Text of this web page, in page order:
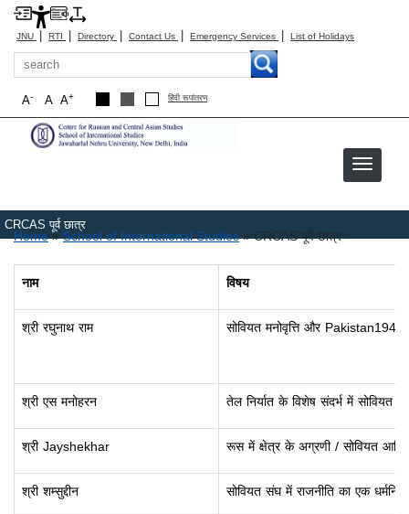
JNU | RTI | Directory | Contact Us | Emergency Services | List of Holidays
Search
A+
A
A- हिंदी रूपांतरण
CRCAS पूर्व छात्र
Breadcrumb
Home School of International Studies CRCAS पूर्व छात्र
नाम विषय
श्री रघुनाथ राम सोवियत मनोवृत्ति और
श्री एस मनोहरन तेल निर्यात के विशेष संदर्भ में सोवियत
श्री Jayshekhar रूस में क्षेत्र के अग्रणी / सोवियत
श्री शम्सुद्दीन सोवियत संघ में राजनीति का एक